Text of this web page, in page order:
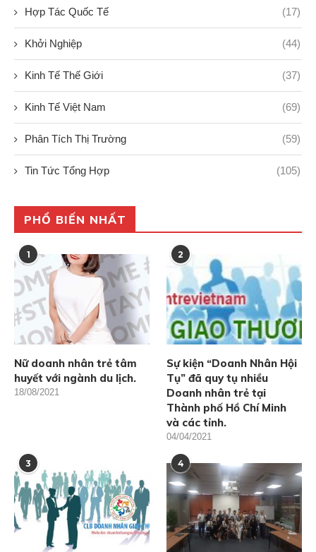
Hợp Tác Quốc Tế (17)
Khởi Nghiệp (44)
Kinh Tế Thế Giới (37)
Kinh Tế Việt Nam (69)
Phân Tích Thị Trường (59)
Tin Tức Tổng Hợp (105)
PHỔ BIẾN NHẤT
1
Nữ doanh nhân trẻ tâm
huyết với ngành du lịch.
18/08/2021
2
Sự kiện “Doanh Nhân Hội
Tụ” đã quy tụ nhiều
Doanh nhân trẻ tại
Thành phố Hồ Chí Minh
và các tỉnh.
04/04/2021
3 4